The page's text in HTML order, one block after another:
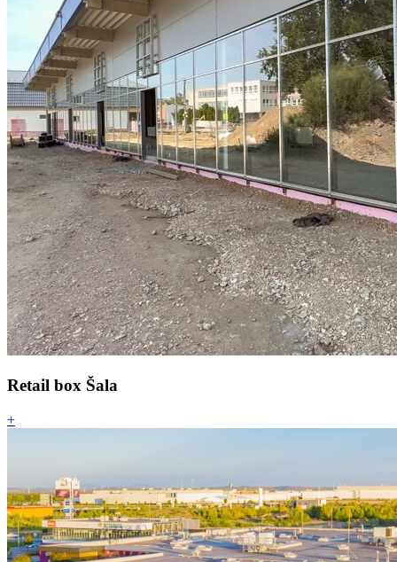
Retail box Šala
+